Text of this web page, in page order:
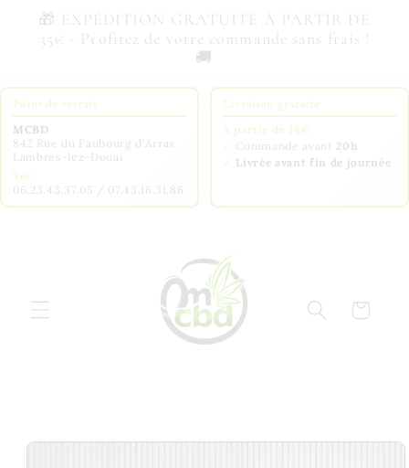
passer
au
🎁 EXPÉDITION GRATUITE À PARTIR DE
35€ - Profitez de votre commande sans frais !
🚚
Point de retrait
MCBD
842 Rue du Faubourg d'Arras
Lambres-lez-Douai
Tél:
06.23.43.37.05 / 07.43.16.31.86
Livraison gratuite
À partir de 14€
✓ Commande avant 20h
✓ Livrée avant fin de journée
Panier
informations